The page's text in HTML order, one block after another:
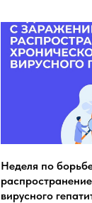
Неделя по
вирусного